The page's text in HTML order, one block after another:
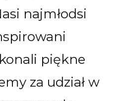
najmłodsi
piękne
za udział w